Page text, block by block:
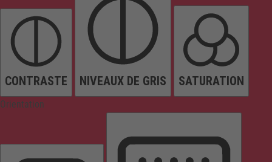
CONTRASTE NIVEAUX DE GRIS SATURATION
Orientation